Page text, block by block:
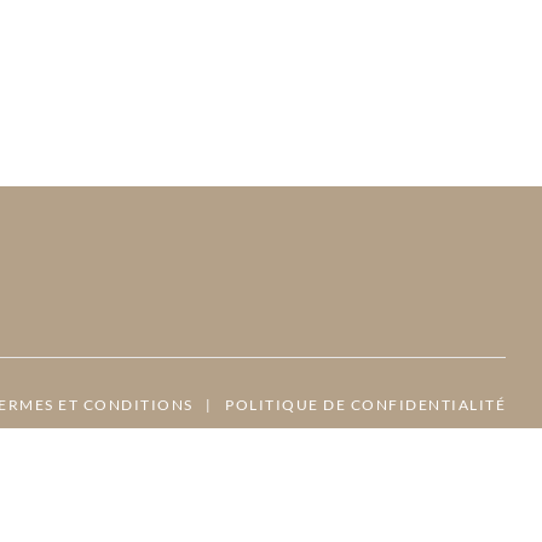
ET CONDITIONS | POLITIQUE DE CONFIDENTIALITÉ